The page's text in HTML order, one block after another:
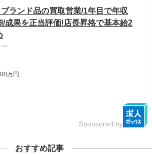
ランド品の買取営業/1年目で年収
/成果を正当評価!店長昇格で基本給2
万円
Sponsored by
おすすめ記事